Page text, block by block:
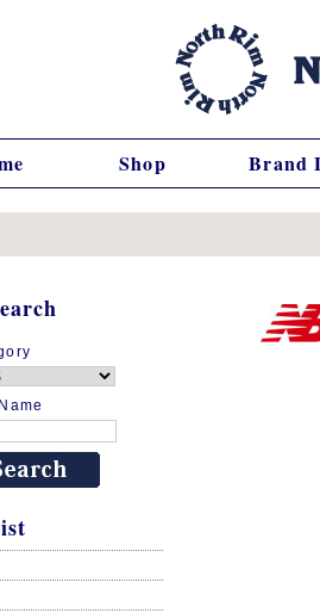
Shop Brand